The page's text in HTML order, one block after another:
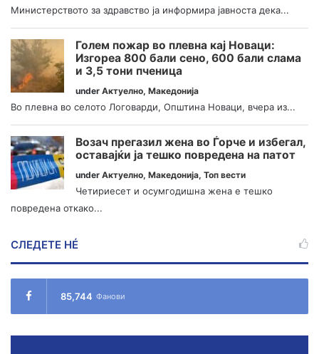
Министерството за здравство ја информира јавноста дека...
Голем пожар во плевна кај Новаци:
Изгореа 800 бали сено, 600 бали слама
и 3,5 тони пченица
under Актуелно, Македонија
Во плевна во селото Логоварди, Општина Новаци, вчера из...
Возач прегазил жена во Ѓорче и избегал,
оставајќи ја тешко повредена на патот
under Актуелно, Македонија, Топ вести
Четириесет и осумгодишна жена е тешко
повредена откако...
СЛЕДЕТЕ НÉ
85,744 Фанови